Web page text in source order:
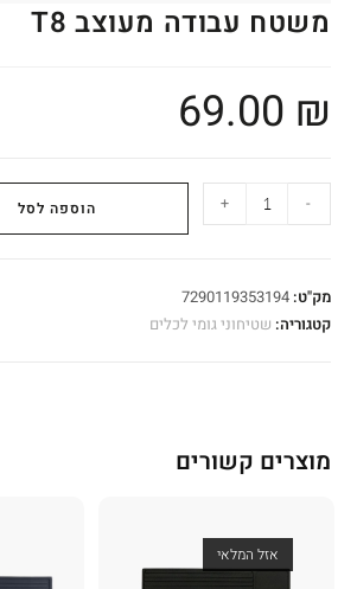
משטח עבודה מעוצב T8
69.00 ₪
-
+ הוספה לסל
מק"ט:7290119353194
קטגוריה: שטיחוני גומי לכלים
מוצרים קשורים
אזל המלאי